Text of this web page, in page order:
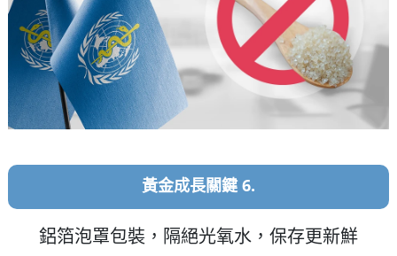
黃金成長關鍵 6.
鋁箔泡罩包裝，隔絕光氧水，保存更新鮮